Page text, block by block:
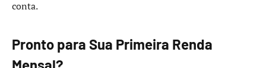
conta.
Pronto para Sua Primeira Renda